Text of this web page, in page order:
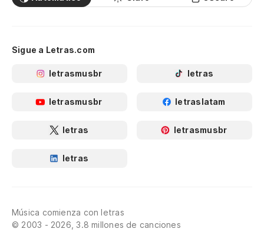
Sigue a Letras.com
letrasmusbr letras
letrasmusbr letraslatam
letras letrasmusbr
letras
Música comienza con letras
© 2003 - 2026, 3.8 millones de canciones